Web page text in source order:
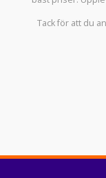
Tack för att du